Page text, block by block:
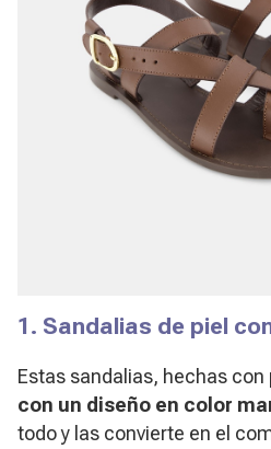
1. Sandalias de piel
Estas sandalias, hechas con
con un diseño en color
todo y las convierte en el